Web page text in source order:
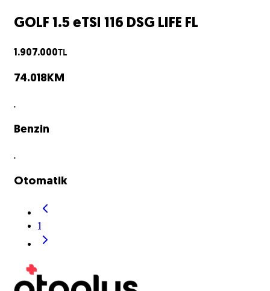
GOLF 1.5 eTSI 116 DSG LIFE FL
1.907.000TL
74.018KM
Benzin
Otomatik
1